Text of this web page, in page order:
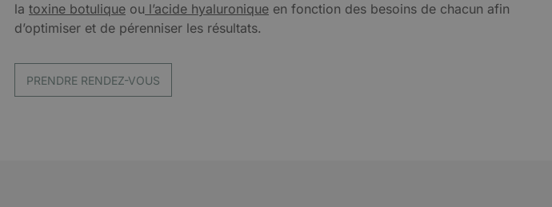
la toxine botulique ou l’acide hyaluronique en fonction des besoins de chacun afin
d’optimiser et de pérenniser les résultats.
PRENDRE RENDEZ-VOUS